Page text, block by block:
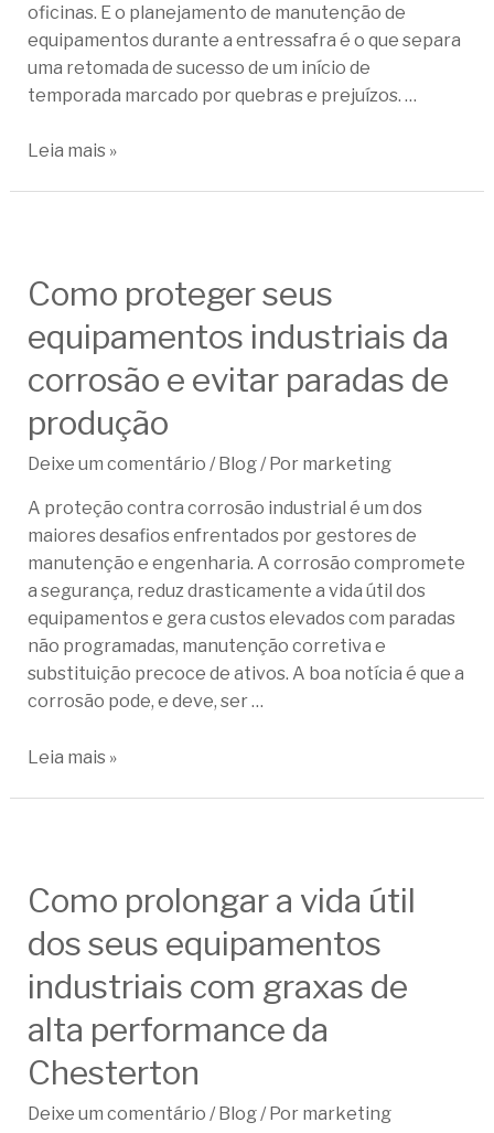
oficinas. E o planejamento de manutenção de
equipamentos durante a entressafra é o que separa
uma retomada de sucesso de um início de
temporada marcado por quebras e prejuízos. …
Leia mais »
Como proteger seus
equipamentos industriais da
corrosão e evitar paradas de
produção
Deixe um comentário / Blog/ Por marketing
A proteção contra corrosão industrial é um dos
maiores desafios enfrentados por gestores de
manutenção e engenharia. A corrosão compromete
a segurança, reduz drasticamente a vida útil dos
equipamentos e gera custos elevados com paradas
não programadas, manutenção corretiva e
substituição precoce de ativos. A boa notícia é que a
corrosão pode, e deve, ser …
Leia mais »
Como prolongar a vida útil
dos seus equipamentos
industriais com graxas de
alta performance da
Chesterton
Deixe um comentário /Blog/ Por marketing